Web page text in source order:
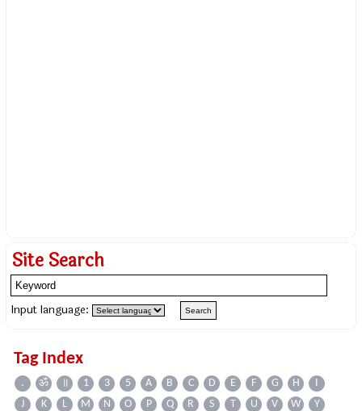
Site Search
Input language:
Tag Index
. ॐ ॥ 1 3 5 A B C D E F G H
I
J
K L M N O P Q R S T U V W
Y